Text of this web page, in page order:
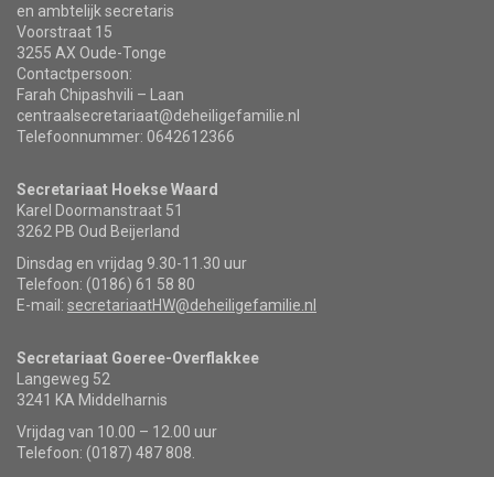
en ambtelijk secretaris
Voorstraat 15
3255 AX Oude-Tonge
Contactpersoon:
Farah Chipashvili – Laan
centraalsecretariaat@deheiligefamilie.nl
Telefoonnummer: 0642612366
Secretariaat Hoekse Waard
Karel Doormanstraat 51
3262 PB Oud Beijerland
Dinsdag en vrijdag 9.30-11.30 uur
Telefoon: (0186) 61 58 80
E-mail: secretariaatHW@deheiligefamilie.nl
Secretariaat Goeree-Overflakkee
Langeweg 52
3241 KA Middelharnis
Vrijdag van 10.00 – 12.00 uur
Telefoon: (0187) 487 808.